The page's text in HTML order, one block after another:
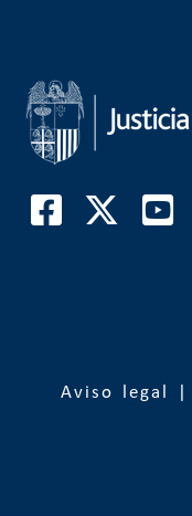
Aviso legal